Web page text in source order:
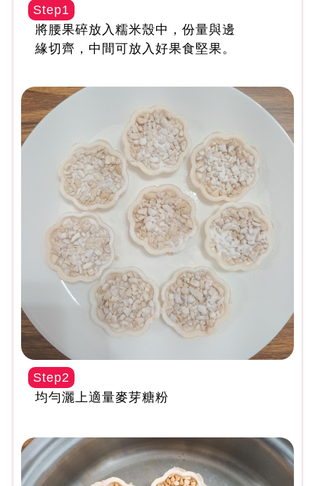
Step1
將腰果碎放入糯米殼中，份量與邊
緣切齊，中間可放入好果食堅果。
Step2
均勻灑上適量麥芽糖粉